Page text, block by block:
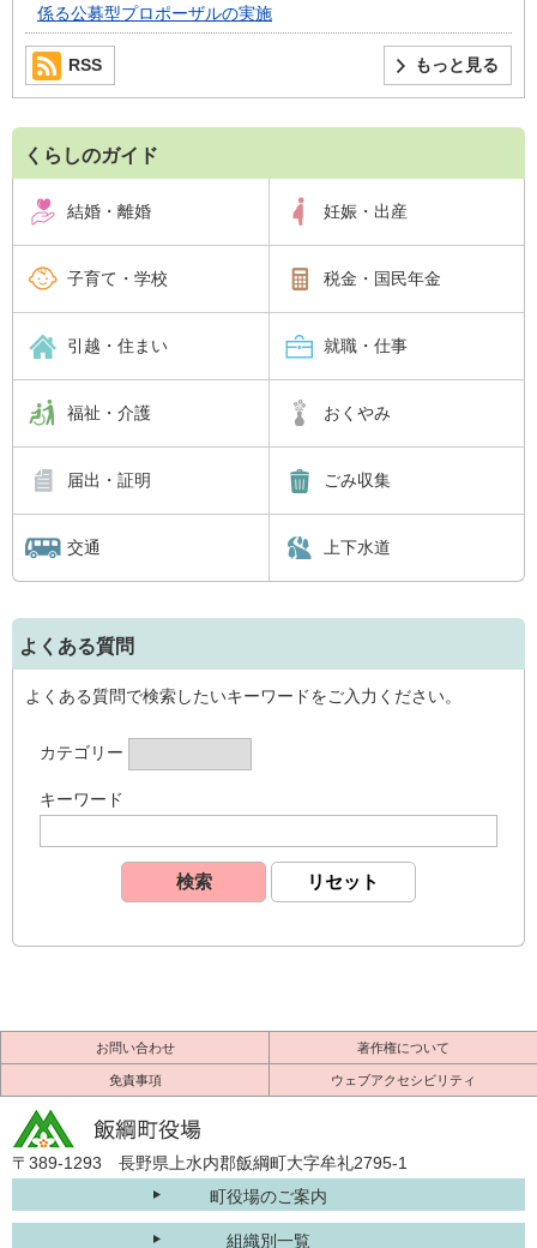
係る公募型プロポーザルの実施
もっと見る
RSS
くらしのガイド
結婚・離婚 妊娠・出産
子育て・学校 税金・国民年金
引越・住まい 就職・仕事
福祉・介護 おくやみ
届出・証明 ごみ収集
交通 上下水道
よくある質問
よくある質問で検索したいキーワードをご入力ください。
カテゴリー
キーワード
お問い合わせ 著作権について
免責事項 ウェブアクセシビリティ
〒389-1293 長野県上水内郡飯綱町大字牟礼2795-1
町役場のご案内
組織別一覧